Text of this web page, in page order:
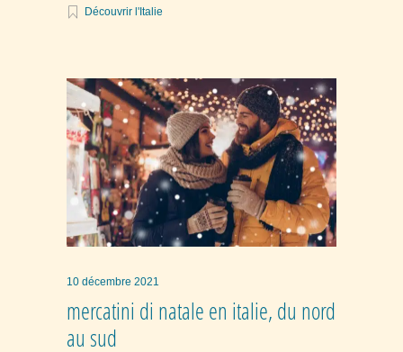
Découvrir l'Italie
10 décembre 2021
mercatini di natale en italie, du nord
au sud